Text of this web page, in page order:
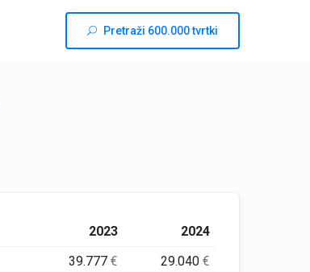
Pretraži 600.000 tvrtki
2023
2024
39.777€ 29.040€